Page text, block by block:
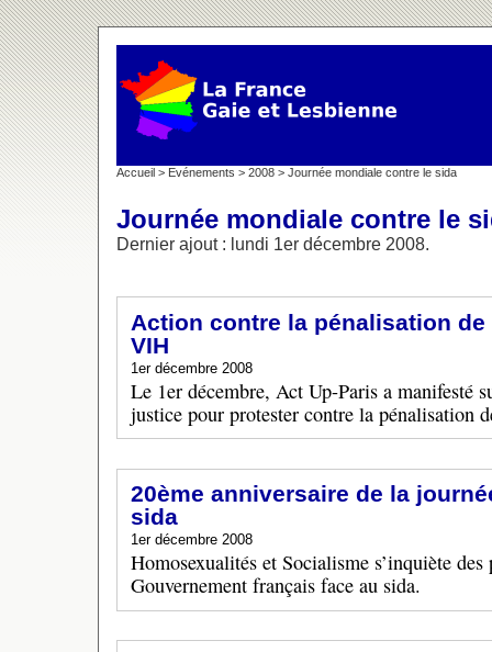
Accueil > Evénements > 2008 > Journée mondiale contre le sida
Journée mondiale contre le
Dernier ajout : lundi 1er décembre 2008.
Action contre la pénalisation
VIH
1er décembre 2008
Le 1er décembre, Act Up-Paris a manifesté
justice pour protester contre la pénalisation
20ème anniversaire de la
sida
1er décembre 2008
Homosexualités et Socialisme s’inquiète
Gouvernement français face au sida.